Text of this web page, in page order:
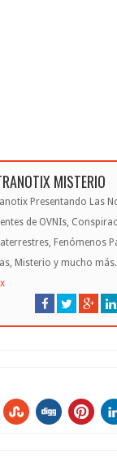
MISTERIO
Presentando Las
de OVNIs,
Fenómenos
Misterio y mucho